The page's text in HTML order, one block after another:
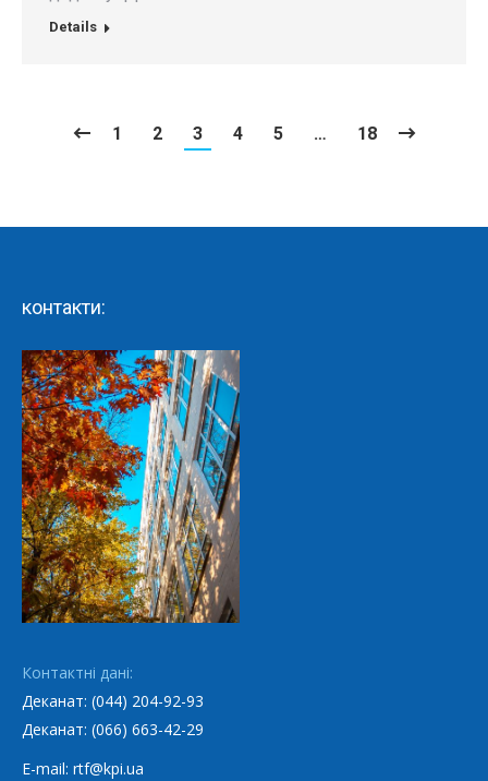
Details
1 2 3 4 5 … 18
контакти:
Контактні дані:
Деканат: (044) 204-92-93
Деканат: (066) 663-42-29
E-mail: rtf@kpi.ua